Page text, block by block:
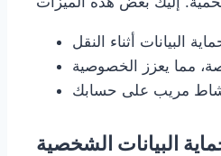
البيانات الشخصية